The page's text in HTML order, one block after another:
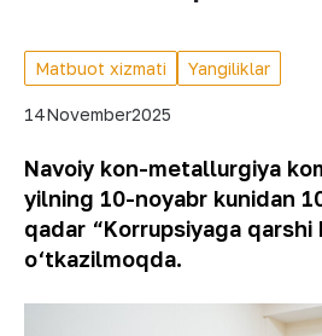
Matbuot xizmati Yangiliklar
14November2025
Navoiy kon-metallurgiya
yilning 10-noyabr kunidan
qadar “Korrupsiyaga qarshi
o‘tkazilmoqda.